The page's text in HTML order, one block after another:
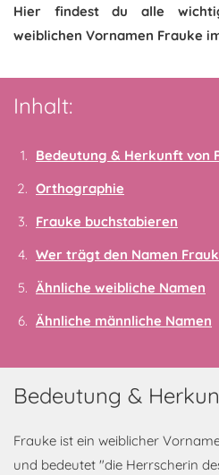
Hier findest du alle
weiblichen Vornamen Frauke
Inhalt:
Bedeutung & Herkunft von
Orthographie
Frauke buchstabieren
Wer trägt den Namen
Ähnliche weibliche Namen
Ähnliche männliche Namen
Bedeutung &
Frauke ist ein weiblicher
und bedeutet "die Herrscherin